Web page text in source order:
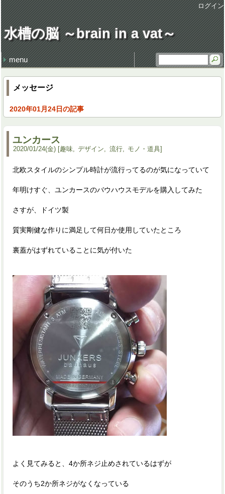
ログイン
水槽の脳 ～brain in a vat～
menu
最近の記事
損得勘定
地獄の行軍
earworm
休日飲み
3代目クラウン
最近のコメント
謹賀新年 system admin
タグ健康・病気 (106)
仕事 (35)
職場 (21)
意見 (9)
食 (59)
時事 (37)
交通 (14)
地域 (62)
映画 (23)
音楽 (35)
趣味 (36)
書籍 (4)
宇宙 (8)
家族 (45)
文化 (69)
その他 (20)
デザイン (8)
流行 (7)
住 (6)
レトロ (27)
技術 (22)
言葉 (9)
季節 (19)
行事 (20)
生活 (39)
天気・気象 (12)
酒 (14)
精神 (46)
自然 (8)
モノ・道具 (8)
歴史 (15)
政治 (4)
旅行 (31)
文学 (1)
植物 (3)
スポーツ (6)
思い出 (2)
メッセージ
2020年01月24日の記事
ユンカース
2020/01/24(金) 趣味 デザイン 流行 モノ・道具
北欧スタイルのシンプル時計が流行ってるのが気になっていて
年明けすぐ、ユンカースのバウハウスモデルを購入してみた
さすが、ドイツ製
質実剛健な作りに満足して何日か使用していたところ
裏蓋がはずれていることに気が付いた
よく見てみると、4か所ネジ止めされているはずが
そのうち2か所ネジがなくなっている